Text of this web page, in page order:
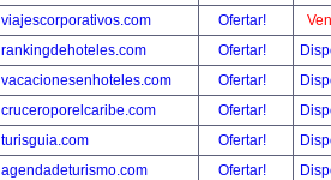
viajescorporativos.com
Ofertar!
rankingdehoteles.com
Ofertar!
vacacionesenhoteles.com
Ofertar!
cruceroporelcaribe.com
Ofertar!
turisguia.com
Ofertar!
agendadeturismo.com
Ofertar!